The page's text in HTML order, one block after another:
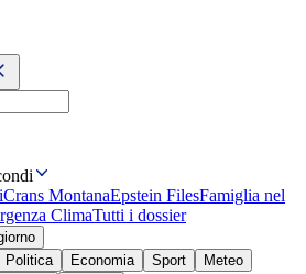
Crans MontanaEpstein FilesFamiglia nel
ClimaTutti i dossier
Politica Economia Sport
Meteo